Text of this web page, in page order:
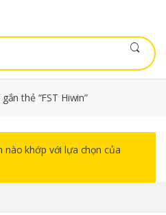
thẻ “FST Hiwin”
nào khớp với lựa chọn của